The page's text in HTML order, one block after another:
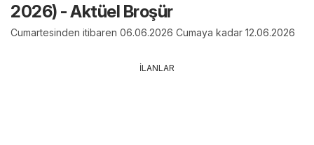
2026) - Aktüel Broşür
Cumartesinden itibaren 06.06.2026 Cumaya kadar 12.06.2026
İLANLAR